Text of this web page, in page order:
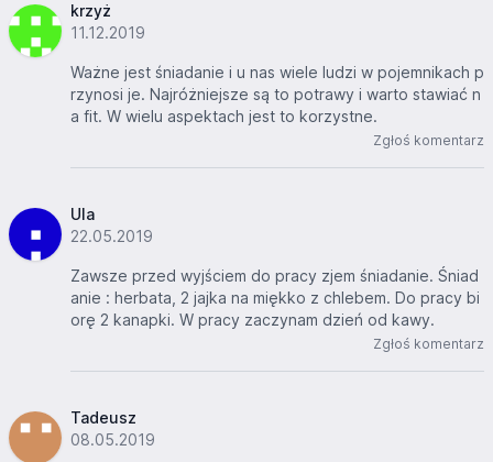
krzyż
11.12.2019
Ważne jest śniadanie i u nas wiele ludzi w pojemnikach p
rzynosi je. Najróżniejsze są to potrawy i warto stawiać n
a fit. W wielu aspektach jest to korzystne.
Zgłoś komentarz
Ula
22.05.2019
Zawsze przed wyjściem do pracy zjem śniadanie. Śniad
anie : herbata, 2 jajka na miękko z chlebem. Do pracy bi
orę 2 kanapki. W pracy zaczynam dzień od kawy.
Zgłoś komentarz
Tadeusz
08.05.2019